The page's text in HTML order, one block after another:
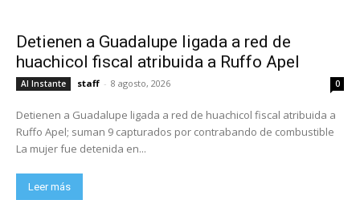
Detienen a Guadalupe ligada a red de
huachicol fiscal atribuida a Ruffo Apel
Al Instante staff - 8 agosto, 2026 0
Detienen a Guadalupe ligada a red de huachicol fiscal atribuida a
Ruffo Apel; suman 9 capturados por contrabando de combustible
La mujer fue detenida en...
Leer más